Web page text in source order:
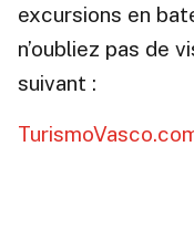
excursions en
n’oubliez pas de
suivant :